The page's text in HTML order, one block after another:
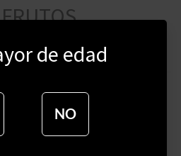
SOBRES
de edad
NO